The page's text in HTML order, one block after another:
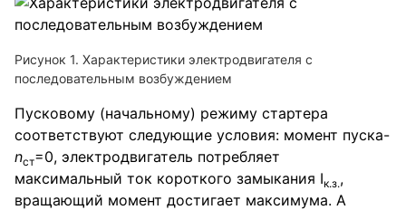
Рисунок 1. Характеристики электродвигателя с
последовательным возбуждением
Пусковому (начальному) режиму стартера
соответствуют следующие условия: момент пуска-
nст=0, электродвигатель потребляет
максимальный ток короткого замыкания Iк.з.,
вращающий момент достигает максимума. А